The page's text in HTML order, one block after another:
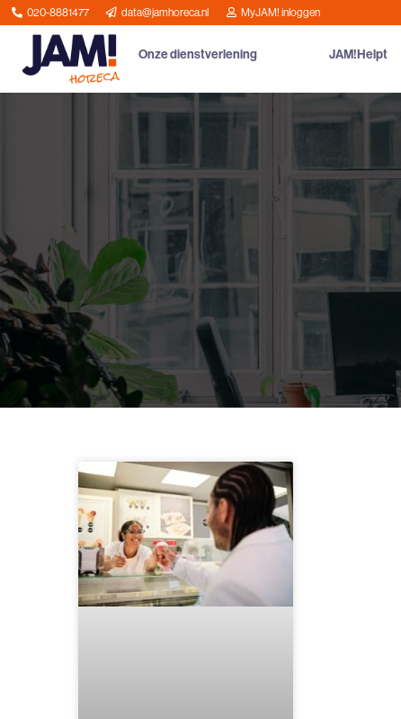
020-8881477 data@jamhoreca.nl MyJAM! inloggen
Onze dienstverlening JAM!Helpt